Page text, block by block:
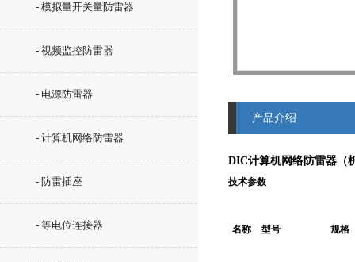
- 模拟量开关量防雷器
- 视频监控防雷器
- 电源防雷器
- 计算机网络防雷器
- 防雷插座
- 等电位连接器
产品介绍
DIC计算机网络防雷器（
技术参数
名称 型号 规格